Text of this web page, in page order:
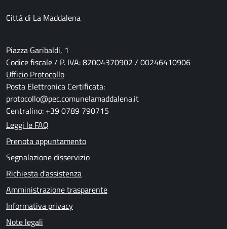
Città di La Maddalena
Piazza Garibaldi, 1
Codice fiscale / P. IVA: 82004370902 / 00246410906
Ufficio Protocollo
Posta Elettronica Certificata:
protocollo@pec.comunelamaddalena.it
Centralino: +39 0789 790715
Leggi le FAQ
Prenota appuntamento
Segnalazione disservizio
Richiesta d'assistenza
Amministrazione trasparente
Informativa privacy
Note legali